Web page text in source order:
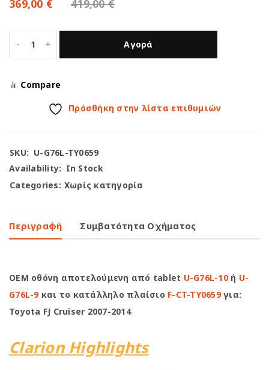
419,00€
369,00 €
Αγορά
Compare
Πρόσθήκη στην λίστα επιθυμιών
SKU: U-G76L-TY0659
Availability: In Stock
Categories: Χωρίς κατηγορία
Περιγραφή Συμβατότητα Οχήματος
OEM οθόνη αποτελούμενη από tablet U-G76L-10ή U-
G76L-9και το κατάλληλο πλαίσιο F-CT-TY0659για:
Toyota FJ Cruiser 2007-2014
Clarion Highlights